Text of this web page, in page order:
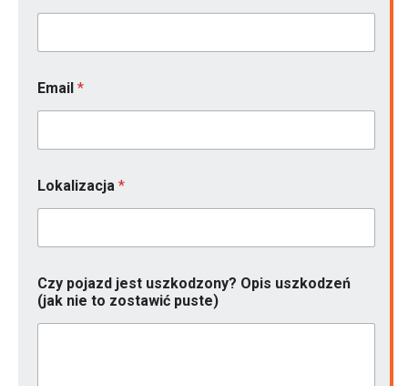
Email *
o
d
l
z
y
R
O
Lokalizacja *
Czy pojazd jest uszkodzony? Opis uszkodzeń
(jak nie to zostawić puste)